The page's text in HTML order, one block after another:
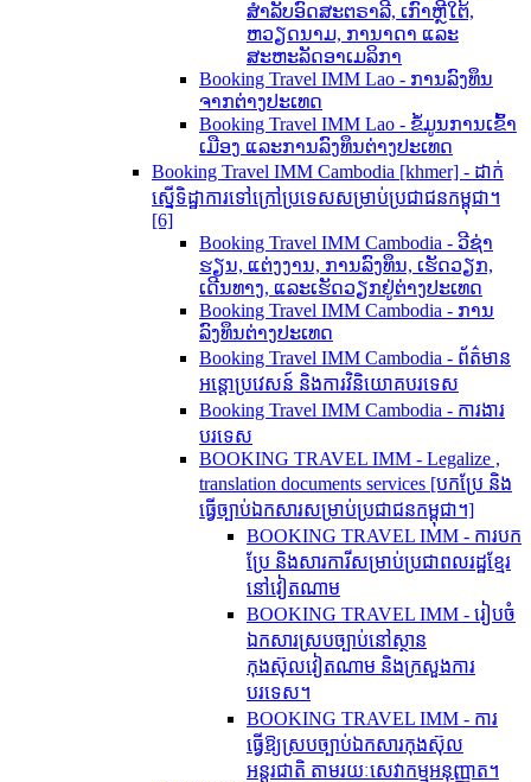
ສຳລັບອົດສະຕຣາລີ, ເກົາຫຼີໃຕ້,
ຫວຽດນາມ, ການາດາ ແລະ
ສະຫະລັດອາເມລິກາ
Booking Travel IMM Lao - ການລົງທຶນ
ຈາກຕ່າງປະເທດ
Booking Travel IMM Lao - ຂໍ້ມູນການເຂົ້າ
ເມືອງ ແລະການລົງທຶນຕ່າງປະເທດ
Booking Travel IMM Cambodia [khmer] - ដាក់
ស្នើទិដ្ឋាការទៅក្រៅប្រទេសសម្រាប់ប្រជាជនកម្ពុជា។
[6]
Booking Travel IMM Cambodia - ວີຊ່າ
ຮຽນ, ແຕ່ງງານ, ການລົງທຶນ, ເຮັດວຽກ,
ເດີນທາງ, ແລະເຮັດວຽກຢູ່ຕ່າງປະເທດ
Booking Travel IMM Cambodia - ການ
ລົງທຶນຕ່າງປະເທດ
Booking Travel IMM Cambodia - ព័ត៌មាន
អន្តោប្រវេសន៍ និងការវិនិយោគបរទេស
Booking Travel IMM Cambodia - ការងារ
បរទេស
BOOKING TRAVEL IMM - Legalize ,
translation documents services [បកប្រែ និង​
ធ្វើ​ច្បាប់​ឯកសារ​សម្រាប់​ប្រជាជន​កម្ពុជា។]
BOOKING TRAVEL IMM - ការបក
ប្រែ និងសារការីសម្រាប់ប្រជាពលរដ្ឋខ្មែរ
នៅវៀតណាម
BOOKING TRAVEL IMM - រៀបចំ
ឯកសារស្របច្បាប់នៅស្ថាន
កុងស៊ុលវៀតណាម និងក្រសួងការ
បរទេស។
BOOKING TRAVEL IMM - ការ
ធ្វើឱ្យស្របច្បាប់ឯកសារកុងស៊ុល
អន្តរជាតិ តាមរយៈសេវាកម្មអនុញ្ញាត។